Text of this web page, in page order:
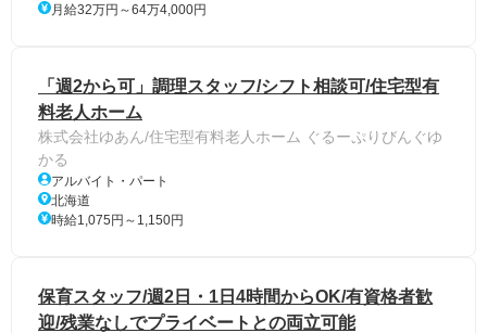
月給32万円～64万4,000円
「週2から可」調理スタッフ/シフト相談可/住宅型有
料老人ホーム
株式会社ゆあん/住宅型有料老人ホーム ぐるーぷりびんぐゆ
かる
アルバイト・パート
北海道
時給1,075円～1,150円
保育スタッフ/週2日・1日4時間からOK/有資格者歓
迎/残業なしでプライベートとの両立可能